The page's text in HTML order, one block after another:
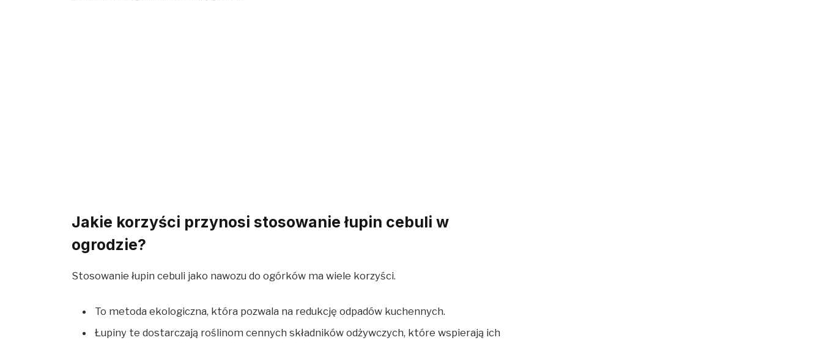
Jakie korzyści przynosi stosowanie łupin cebuli w
ogrodzie?
Stosowanie łupin cebuli jako nawozu do ogórków ma wiele korzyści.
To metoda ekologiczna, która pozwala na redukcję odpadów kuchennych.
Łupiny te dostarczają roślinom cennych składników odżywczych, które wspierają ich